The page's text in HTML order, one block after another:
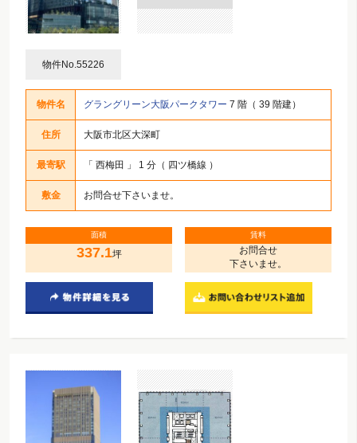
物件No.55226
物件名 グラングリーン大阪パークタワー 7 階（ 39 階建）
住所 大阪市北区大深町
最寄駅 「 西梅田 」 1 分（ 四ツ橋線 ）
敷金 お問合せ下さいませ。
面積
337.1坪
賃料
お問合せ
下さいませ。